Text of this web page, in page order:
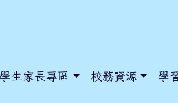
學生家長專區 校務資源 學